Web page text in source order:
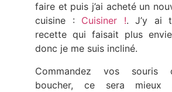
faire et puis j’ai acheté un
cuisine : Cuisiner !. J’y ai
recette qui faisait plus
donc je me suis incliné.
Commandez vos souris
boucher, ce sera mieux